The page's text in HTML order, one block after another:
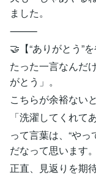
ました。
⸻
🤝【“ありがとう”
たった一言なんだ
がとう」。
こちらが余裕ない
「洗濯してくれて
って言葉は、“や
だなって思います。
正直、見返りを期